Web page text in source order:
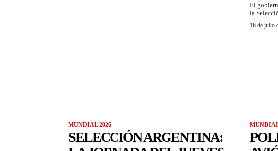
El
la
16 de julio
MUNDIAL 2026
SELECCIÓN ARGENTINA: